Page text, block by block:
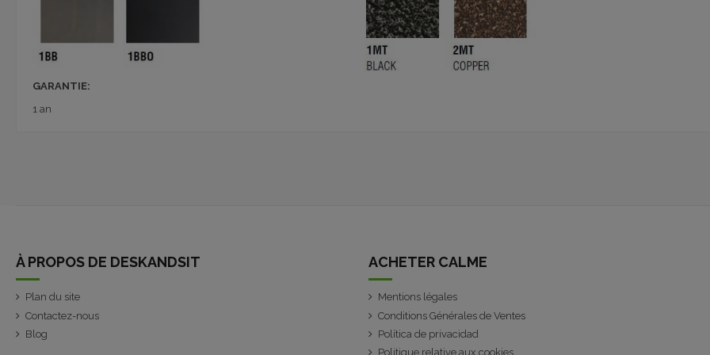
GARANTIE:
1 an
À PROPOS DE DESKANDSIT
Plan du site
Contactez-nous
Blog
ACHETER CALME
Mentions légales
Conditions Générales de Ventes
Política de privacidad
Politique relative aux cookies